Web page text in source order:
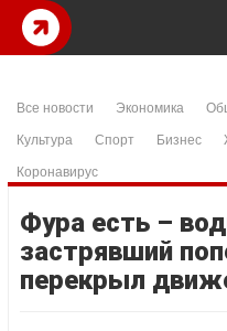
Все новости Экономика
Культура
Спорт Бизнес
Коронавирус
Фура есть –
застрявший
перекрыл